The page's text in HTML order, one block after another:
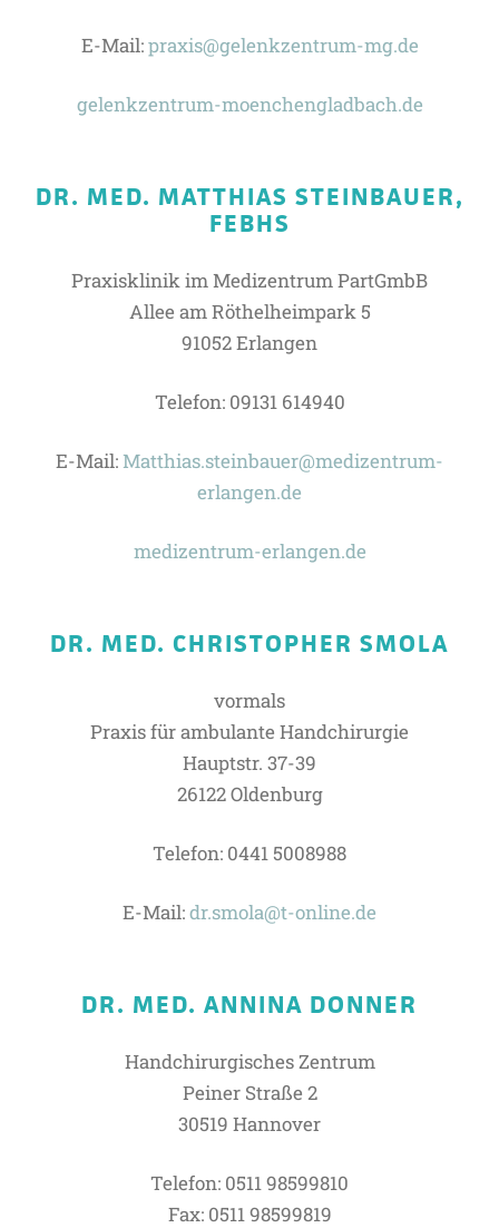
E-Mail:praxis@gelenkzentrum-mg.de
gelenkzentrum-moenchengladbach.de
DR. MED. MATTHIAS STEINBAUER,
FEBHS
Praxisklinik im Medizentrum PartGmbB
Allee am Röthelheimpark 5
91052 Erlangen
Telefon: 09131 614940
E-Mail:Matthias.steinbauer@medizentrum-
erlangen.de
medizentrum-erlangen.de
DR. MED. CHRISTOPHER SMOLA
vormals
Praxis für ambulante Handchirurgie
Hauptstr. 37-39
26122 Oldenburg
Telefon: 0441 5008988
E-Mail:dr.smola@t-online.de
DR. MED. ANNINA DONNER
Handchirurgisches Zentrum
Peiner Straße 2
30519 Hannover
Telefon: 0511 98599810
Fax: 0511 98599819